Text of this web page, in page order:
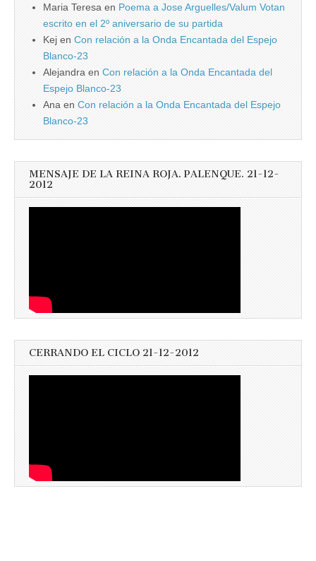
Maria Teresa en Poema a Jose Arguelles/Valum Votan
escrito en el 2º aniversario de su partida
Kej en Con relación a la Onda Encantada del Espejo
Blanco-23
Alejandra en Con relación a la Onda Encantada del
Espejo Blanco-23
Ana en Con relación a la Onda Encantada del Espejo
Blanco-23
MENSAJE DE LA REINA ROJA. PALENQUE. 21-12-
2012
CERRANDO EL CICLO 21-12-2012